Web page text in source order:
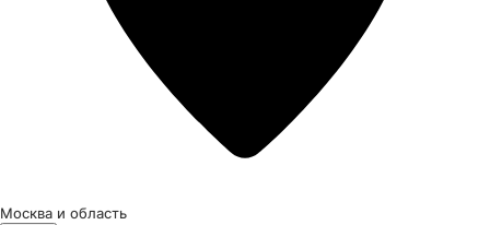
Москва и область